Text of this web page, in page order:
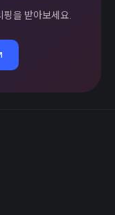
을 받아보세요.